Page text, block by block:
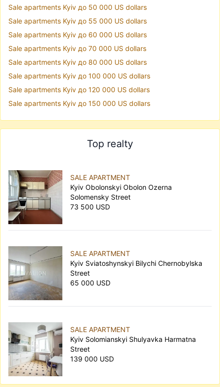
Sale apartments Kyiv до 50 000 US dollars
Sale apartments Kyiv до 55 000 US dollars
Sale apartments Kyiv до 60 000 US dollars
Sale apartments Kyiv до 70 000 US dollars
Sale apartments Kyiv до 80 000 US dollars
Sale apartments Kyiv до 100 000 US dollars
Sale apartments Kyiv до 120 000 US dollars
Sale apartments Kyiv до 150 000 US dollars
Top realty
SALE APARTMENT
Kyiv Obolonskyi Obolon Ozerna
Solomensky Street
73 500 USD
SALE APARTMENT
Kyiv Sviatoshynskyi Bilychi Chernobylska
Street
65 000 USD
SALE APARTMENT
Kyiv Solomianskyi Shulyavka Harmatna
Street
139 000 USD